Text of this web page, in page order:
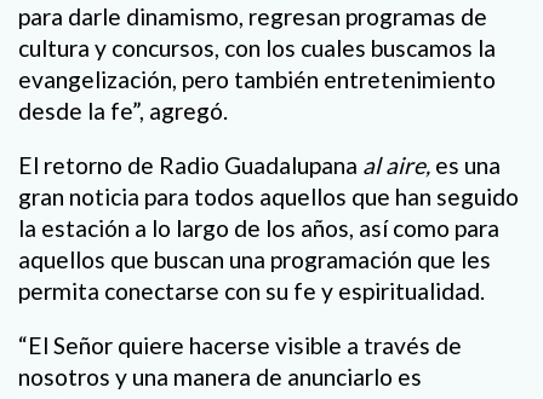
para darle dinamismo, regresan programas de
cultura y concursos, con los cuales buscamos la
evangelización, pero también entretenimiento
desde la fe”, agregó.
El retorno de Radio Guadalupana al aire, es una
gran noticia para todos aquellos que han seguido
la estación a lo largo de los años, así como para
aquellos que buscan una programación que les
permita conectarse con su fe y espiritualidad.
“El Señor quiere hacerse visible a través de
nosotros y una manera de anunciarlo es